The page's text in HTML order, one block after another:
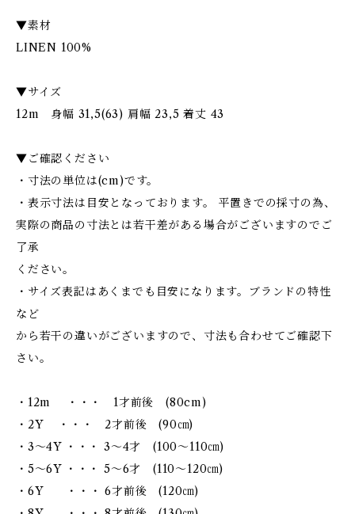
▼素材
LINEN 100%
▼サイズ
12m 身幅 31,5(63) 肩幅 23,5 着丈 43
▼ご確認ください
・寸法の単位は(cm)です。
・表示寸法は目安となっております。 平置きでの採寸の為、
実際の商品の寸法とは若干差がある場合がございますのでご
了承
ください。
・サイズ表記はあくまでも目安になります。ブランドの特性
など
から若干の違いがございますので、寸法も合わせてご確認下
さい。
・12m ・・・ 1才前後 (80cm)
・2Y ・・・ 2才前後 (90㎝)
・3～4Y ・・・ 3～4才 (100～110㎝)
・5～6Y ・・・ 5～6才 (110～120㎝)
・6Y ・・・ 6才前後 (120㎝)